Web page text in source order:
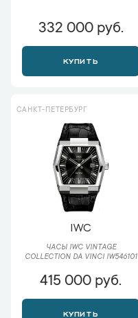
332 000 руб.
КУПИТЬ
САНКТ-ПЕТЕРБУРГ
IWC
ЧАСЫ IWC VINTAGE
COLLECTION DA VINCI IW546101
415 000 руб.
КУПИТЬ